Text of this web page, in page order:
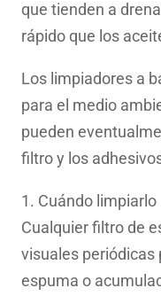
que tienden a
rápido que los
Los limpiadores a
para el medio
pueden
filtro y los
1. Cuándo limpiarlo
Cualquier filtro de
visuales periódicas
espuma o